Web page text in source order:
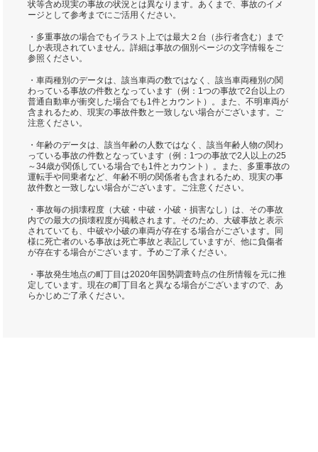
状等含め現実の事故の状況とは異なります。あくまで、事故のイメ
ージとして参考までにご活用ください。
・多重事故の場合でもイラスト上では最大２台（歩行者含む）まで
しか表現されていません。詳細は事故の個別ページの文字情報をご
参照ください。
・車両種別のデータは、該当車両の数ではなく、該当車両種別の関
わっている事故の件数となっています（例：1つの事故で2台以上の
普通自動車が衝突した場合でも1件とカウント）。また、不明車両が
含まれるため、現実の事故件数と一致しない場合がございます。ご
注意ください。
・年齢のデータは、該当年齢の人数ではなく、該当年齢人物の関わ
っている事故の件数となっています（例：1つの事故で2人以上の25
～34歳が関係している場合でも1件とカウント）。また、多重事故の
運転手や同乗者など、年齢不明の関係者も含まれるため、現実の事
故件数と一致しない場合がございます。ご注意ください。
・事故毎の損壊程度（大破・中破・小破・損害なし）は、その事故
内での最大の損壊程度が掲載されます。そのため、大破事故と表示
されていても、中破や小破の車両が存在する場合がございます。同
様に死亡者のいる事故は死亡事故と表記していますが、他に負傷者
が存在する場合がございます。予めご了承ください。
・事故発生地点の町丁目は2020年国勢調査時点の住所情報を元に推
定しています。現在の町丁目名と異なる場合がございますので、あ
らかじめご了承ください。